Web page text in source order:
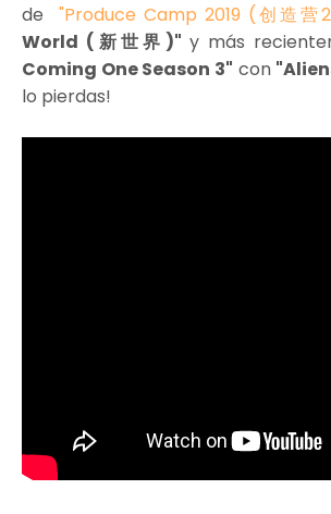
de "Produce Camp 2019 (创造营
World (新世界)" y más
Coming One Season 3" con
lo pierdas!